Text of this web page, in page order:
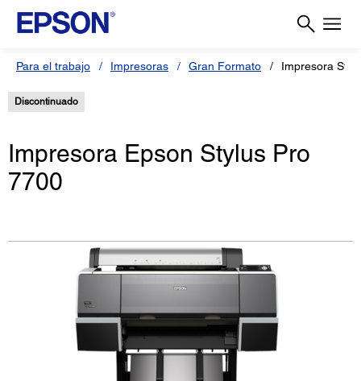
Para el trabajo Impresoras Gran Formato Impresora
Discontinuado
Impresora Epson Stylus Pro
7700